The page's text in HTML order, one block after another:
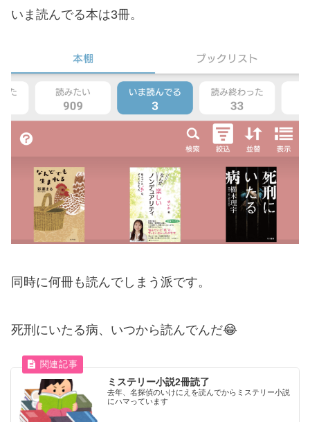
いま読んでる本は3冊。
同時に何冊も読んでしまう派です。
死刑にいたる病、いつから読んでんだ😂
ミステリー小説2冊読了
去年、名探偵のいけにえを読んでからミステリー小説
にハマっています